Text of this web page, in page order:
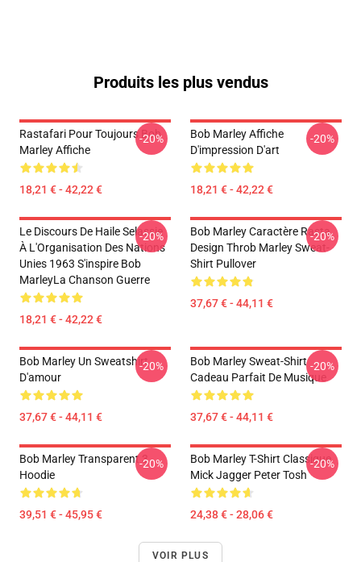
Produits les plus vendus
Rastafari Pour Toujours Bob
Marley Affiche
18,21 € - 42,22 €
-20%
Bob Marley Affiche
D'impression D'art
18,21 € - 42,22 €
-20%
Le Discours De Haile Selassie
À L'Organisation Des Nations
Unies 1963 S'inspire Bob
MarleyLa Chanson Guerre
18,21 € - 42,22 €
-20%
Bob Marley Caractère Rasta
Design Throb Marley Sweat-
Shirt Pullover
37,67 € - 44,11 €
-20%
Bob Marley Un Sweatshirt
D'amour
37,67 € - 44,11 €
-20%
Bob Marley Sweat-Shirt
Cadeau Parfait De Musique
37,67 € - 44,11 €
-20%
Bob Marley Transparent 3
Hoodie
39,51 € - 45,95 €
-20%
Bob Marley T-Shirt Classique
Mick Jagger Peter Tosh
24,38 € - 28,06 €
-20%
VOIR PLUS